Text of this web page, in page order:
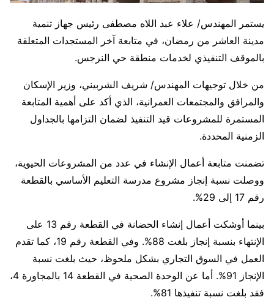
يستمر المهندس/ علاء عبد اللاه مصطفى رئيس جهاز تنمية
مدينة العاشر من رمضان، في متابعة آخر المستجدات المتعلقة
بالموقف التنفيذي لخدمات منطقة حي النرجس.
من خلال توجيهات المهندس/ شريف الشربيني، وزير الإسكان
والمرافق والمجتمعات العمرانية، الذي أكد على أهمية المتابعة
المستمرة للمشروعات قيد التنفيذ لضمان التزامها بالجداول
الزمنية المحددة.
تضمنت متابعة أعمال الإنشاء في عدد من المشروعات الحيوية،
ووصلت نسبة إنجاز مشروع مدرسة التعليم الأساسي بالقطعة
رقم 17 إلى 29%.
بينما أوشكت أعمال إنشاء الحضانة في القطعة رقم 13 على
الإنتهاء بنسبة إنجاز بلغت 88%. وفي القطعة رقم 19، كما تقدم
العمل في السوق التجاري بشكل ملحوظ، حيث بلغت نسبة
الإنجاز 91%. أما عن الوحدة الصحية في القطعة 14 بالمجاورة 4،
فقد بلغت نسبة تنفيذها 81%.